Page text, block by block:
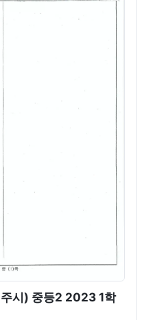
시) 중등2 2023 1학